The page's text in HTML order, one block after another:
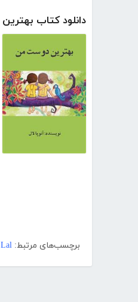
دانلود کتاب
برچسب‌های مرتبط: